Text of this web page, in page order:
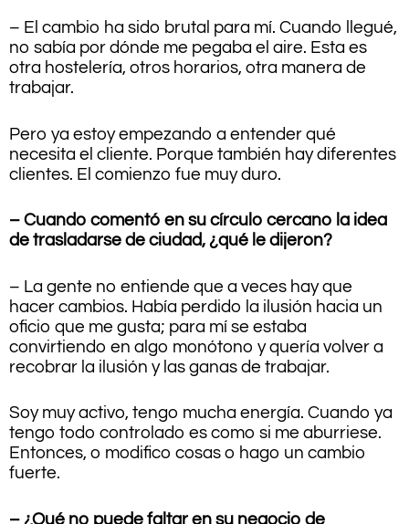
– El cambio ha sido brutal para mí. Cuando llegué,
no sabía por dónde me pegaba el aire. Esta es
otra hostelería, otros horarios, otra manera de
trabajar.
Pero ya estoy empezando a entender qué
necesita el cliente. Porque también hay diferentes
clientes. El comienzo fue muy duro.
– Cuando comentó en su círculo cercano la idea
de trasladarse de ciudad, ¿qué le dijeron?
– La gente no entiende que a veces hay que
hacer cambios. Había perdido la ilusión hacia un
oficio que me gusta; para mí se estaba
convirtiendo en algo monótono y quería volver a
recobrar la ilusión y las ganas de trabajar.
Soy muy activo, tengo mucha energía. Cuando ya
tengo todo controlado es como si me aburriese.
Entonces, o modifico cosas o hago un cambio
fuerte.
– ¿Qué no puede faltar en su negocio de